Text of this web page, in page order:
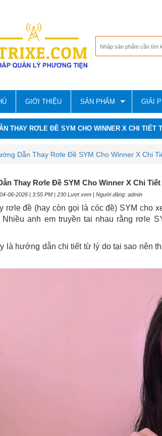
GIỚI THIỆU SẢN PHẨM GIẢI
THAY RƠLE ĐỀ SYM CHO WINNER X CHI TIẾT
Dẫn Thay Rơle Đề SYM Cho Winner X Chi
Thay Rơle Đề SYM Cho Winner X Chi Tiết
06-2026 | 3:55 PM | 230 Lượt xem | Người đăng: admin
rơle đề (hay còn gọi là cóc đề) SYM cho
anh em truyền tai nhau rằng rơle
là hướng dẫn chi tiết từ lý do tại sao nên